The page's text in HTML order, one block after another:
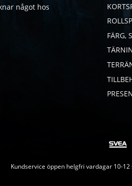
något hos
FÄRG,
Kundservice öppen helgfri vardagar 10-